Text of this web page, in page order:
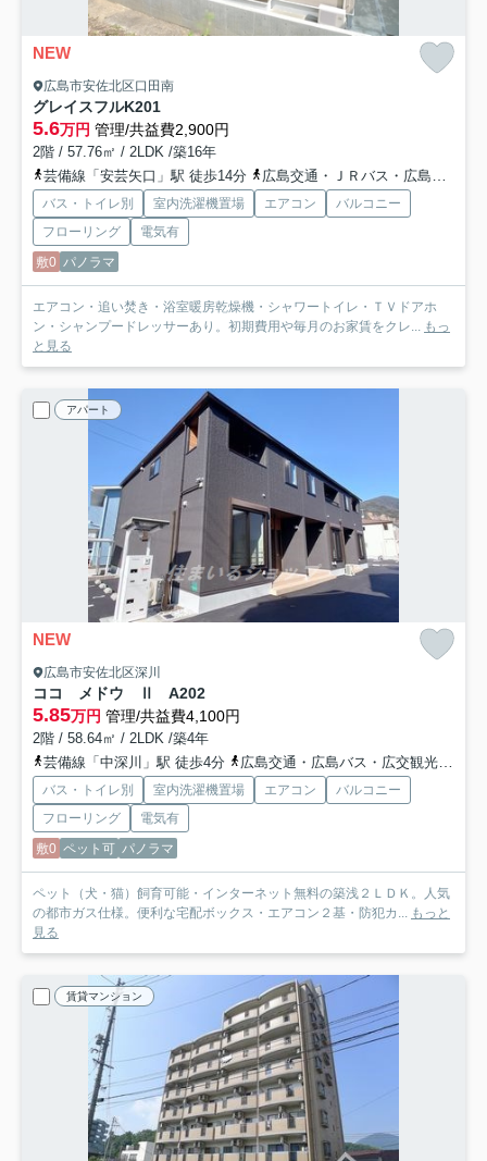
NEW
広島市安佐北区口田南
グレイスフルK201
5.6万円 管理/共益費2,900円
2階 / 57.76㎡ / 2LDK /築16年
芸備線「安芸矢口」駅 徒歩14分
広島交通・ＪＲバス・広島バス「上小田バス停」バス停下車 徒歩5分
バス・トイレ別 室内洗濯機置場 エアコン
バルコニー
フローリング
電気有
敷0 パノラマ
エアコン・追い焚き・浴室暖房乾燥機・シャワートイレ・ＴＶドアホ
ン・シャンプードレッサーあり。初期費用や毎月のお家賃をクレ... もっ
と見る
アパート
NEW
広島市安佐北区深川
ココ メドウ Ⅱ A202
5.85万円 管理/共益費4,100円
2階 / 58.64㎡ / 2LDK /築4年
芸備線「中深川」駅 徒歩4分
広島交通・広島バス・広交観光「高陽中学校前バス停」バス停下車 徒歩3分
バス・トイレ別 室内洗濯機置場 エアコン
バルコニー
フローリング
電気有
敷0 ペット可 パノラマ
ペット（犬・猫）飼育可能・インターネット無料の築浅２ＬＤＫ。人気
の都市ガス仕様。便利な宅配ボックス・エアコン２基・防犯カ... もっと
見る
賃貸マンション